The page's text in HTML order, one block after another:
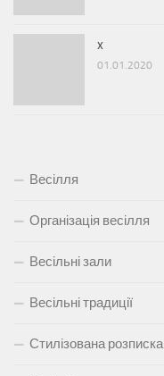
x
01.01.2020
Весілля
Організація весілля
Весільні зали
Весільні традиції
Стилізована розписка